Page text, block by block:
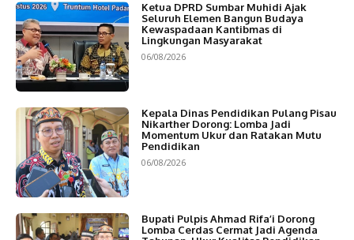
Ketua DPRD Sumbar Muhidi Ajak
Seluruh Elemen Bangun Budaya
Kewaspadaan Kantibmas di
Lingkungan Masyarakat
06/08/2026
Kepala Dinas Pendidikan Pulang Pisau
Nikarther Dorong: Lomba Jadi
Momentum Ukur dan Ratakan Mutu
Pendidikan
06/08/2026
Bupati Pulpis Ahmad Rifa’i Dorong
Lomba Cerdas Cermat Jadi Agenda